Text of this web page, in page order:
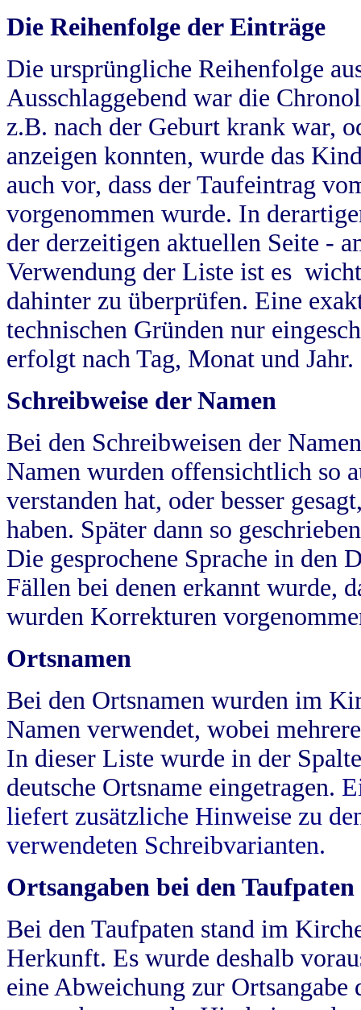
Die Reihenfolge der Einträge
Die ursprüngliche Reihenfolge
Ausschlaggebend war die
z.B. nach der Geburt krank war,
anzeigen konnten, wurde das
auch vor, dass der Taufeintrag
vorgenommen wurde. In
der derzeitigen aktuellen Seite -
Verwendung der Liste ist es
dahinter zu überprüfen. Eine
technischen Gründen nur
erfolgt nach Tag, Monat und Jahr.
Schreibweise der Namen
Bei den Schreibweisen der
Namen wurden offensichtlich so
verstanden hat, oder besser
haben. Später dann so
Die gesprochene Sprache in
Fällen bei denen erkannt wurde,
wurden Korrekturen
Ortsnamen
Bei den Ortsnamen wurden im
Namen verwendet, wobei
In dieser Liste wurde in der
deutsche Ortsname eingetragen.
liefert zusätzliche Hinweise zu
verwendeten Schreibvarianten.
Ortsangaben bei den Taufpaten
Bei den Taufpaten stand im
Herkunft. Es wurde deshalb
eine Abweichung zur